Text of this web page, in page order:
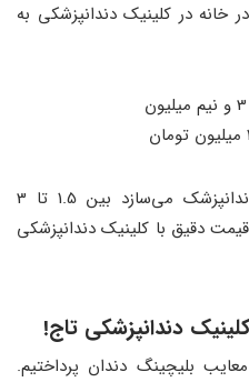
در کلینیک دندانپزشکی به
هزینه تهیه سینی سفارشی که دندانپزشک می‌سازد بین 1.5 تا 3
دقیق با کلینیک دندانپزشکی
دندانپزشکی تاج!
بلیچینگ دندان پرداختیم.